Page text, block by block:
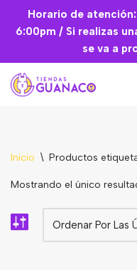
Saltar
contenido
Horario de
6:00pm / Si realizas
se va a
Mascarilla facial
Inicio \ Productos
Mostrando el único